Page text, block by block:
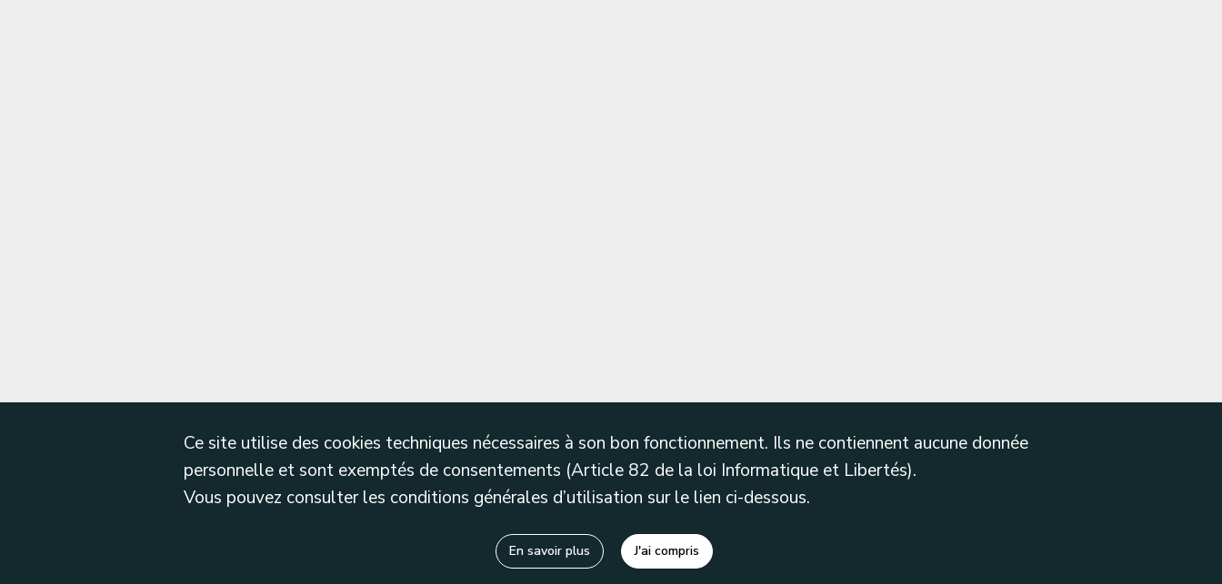
Ce site utilise des cookies techniques nécessaires à son bon fonctionnement. Ils ne contiennent aucune donnée
personnelle et sont exemptés de consentements (Article 82 de la loi Informatique et Libertés).
Vous pouvez consulter les conditions générales d’utilisation sur le lien ci-dessous.
En savoir plus J'ai compris